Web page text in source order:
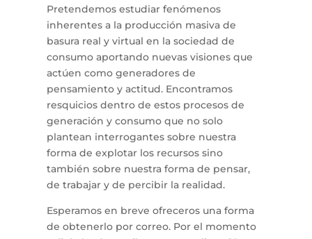
Pretendemos estudiar fenómenos
inherentes a la producción masiva de
basura real y virtual en la sociedad de
consumo aportando nuevas visiones que
actúen como generadores de
pensamiento y actitud. Encontramos
resquicios dentro de estos procesos de
generación y consumo que no solo
plantean interrogantes sobre nuestra
forma de explotar los recursos sino
también sobre nuestra forma de pensar,
de trabajar y de percibir la realidad.
Esperamos en breve ofreceros una forma
de obtenerlo por correo. Por el momento